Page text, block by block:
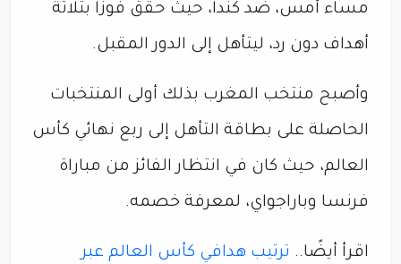
مساء أمس، ضد كندا، حيث حقق فوزًا بثلاثة
أهداف دون رد، ليتأهل إلى الدور المقبل.
وأصبح منتخب المغرب بذلك أولى المنتخبات
الحاصلة على بطاقة التأهل إلى ربع نهائي كأس
العالم، حيث كان في انتظار الفائز من مباراة
فرنسا وباراجواي، لمعرفة خصمه.
اقرأ أيضًا.. ترتيب هدافي كأس العالم عبر